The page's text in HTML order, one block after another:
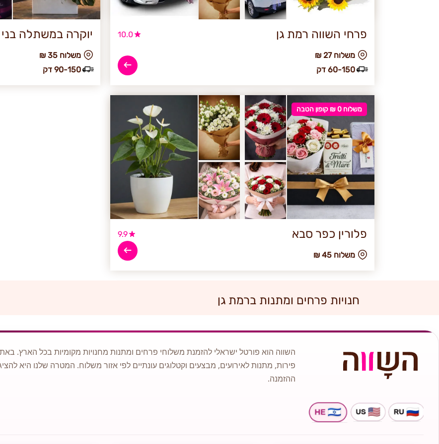
פרחי השווה רמת גן 10.0
₪ משלוח 27
60-150 דק
יוקרה במשתלה
₪ משלוח 35
90-150 דק
משלוח 0 ₪ קופון הטבה
פלורין כפר סבא 9.9
₪ משלוח 45
חנויות פרחים ומתנות ברמת גן
השווה הוא פורטל ישראלי להזמנת משלוחי פרחים ומתנות מחנויות מקומיות בכל הארץ.
פירות, מתנות לאירועים, מבצעים וקטלוגים עונתיים לפי אזור משלוח. המטרה שלנו היא
ההזמנה.